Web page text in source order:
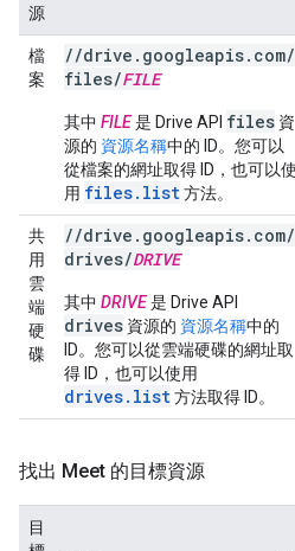
源
檔
案
//drive . googleapis. com/
files/FILE
其中 FILE是 Drive API files 資
源的 資源名稱中的 ID。您可以
從檔案的網址取得 ID，也可以使
用 files.list方法。
共
用
雲
端
硬
碟
//drive . googleapis. com/
drives/DRIVE
其中 DRIVE是 Drive API
drives 資源的 資源名稱中的
ID。您可以從雲端硬碟的網址取
得 ID，也可以使用
drives.list方法取得 ID。
找出 Meet 的目標資源
目